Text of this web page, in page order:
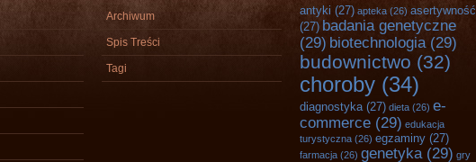
Archiwum
Spis Treści
Tagi
antyki (27) apteka (26) asertywność
(27) badania genetyczne
(29) biotechnologia (29)
budownictwo (32)
choroby (34)
diagnostyka(27) dieta (26) e-
commerce (29) edukacja
turystyczna (26) egzaminy (27)
farmacja (26) genetyka (29) gry